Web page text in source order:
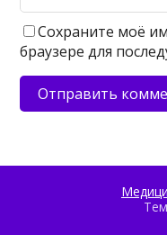
Сохраните моё
браузере для